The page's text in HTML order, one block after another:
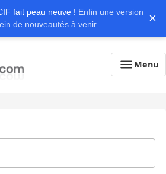
fait peau neuve ! Enfin une version
de nouveautés à venir.
×
Menu